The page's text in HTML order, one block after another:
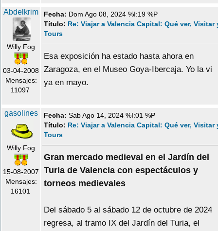
Abdelkrim
Willy Fog
03-04-2008
Mensajes:
11097
Fecha: Dom Ago 08, 2024 %I:19 %P
Título: Re: Viajar a Valencia Capital: Qué ver, Visitar
Tours
Esa exposición ha estado hasta ahora en
Zaragoza, en el Museo Goya-Ibercaja. Yo la vi
ya en mayo.
gasolines
Willy Fog
15-08-2007
Mensajes:
16101
Fecha: Sab Ago 14, 2024 %I:01 %P
Título: Re: Viajar a Valencia Capital: Qué ver, Visitar
Tours
Gran mercado medieval en el Jardín del
Turia de Valencia con espectáculos y
torneos medievales
Del sábado 5 al sábado 12 de octubre de 2024
regresa, al tramo IX del Jardín del Turia, el